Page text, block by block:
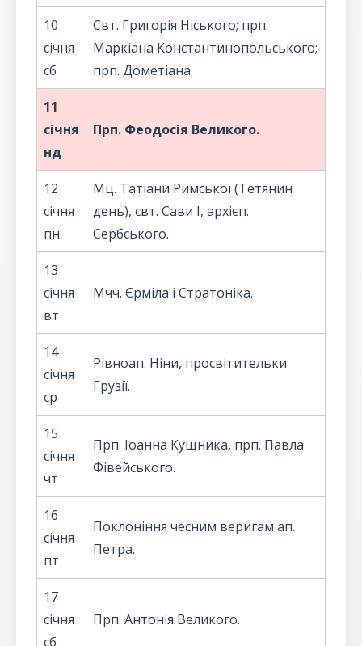
10
січня
сб
Свт. Григорія Ніського; прп.
Маркіана Константинопольського;
прп. Дометіана.
11
січня
нд
Прп. Феодосія Великого.
12
січня
пн
Мц. Татіани Римської (Тетянин
день), свт. Сави I, архієп.
Сербського.
13
січня
вт
Мчч. Єрміла і Стратоніка.
14
січня
ср
Рівноап. Ніни, просвітительки
Грузії.
15
січня
чт
Прп. Іоанна Кущника, прп. Павла
Фівейського.
16
січня
пт
Поклоніння чесним веригам ап.
Петра.
17
січня
сб
Прп. Антонія Великого.